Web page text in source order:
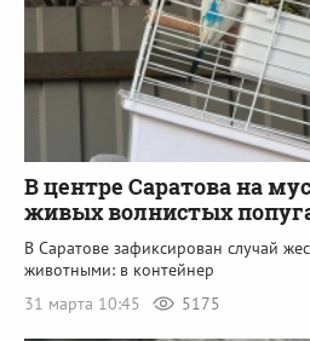
В центре Саратова на
живых волнистых
В Саратове зафиксирован случай
животными: в контейнер
31 марта 10:45
5175